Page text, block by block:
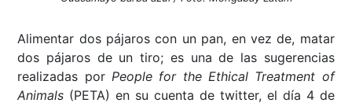
Alimentar dos pájaros con un pan, en vez de, matar
dos pájaros de un tiro; es una de las sugerencias
realizadas porPeople for the Ethical Treatment of
Animals (PETA) en su cuenta de twitter, el día 4 de